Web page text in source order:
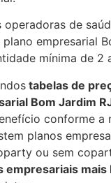
operadoras de
empresarial
mínima de 2
tabelas de
Bom Jardim
conforme a
planos
ou sem
empresariais mais